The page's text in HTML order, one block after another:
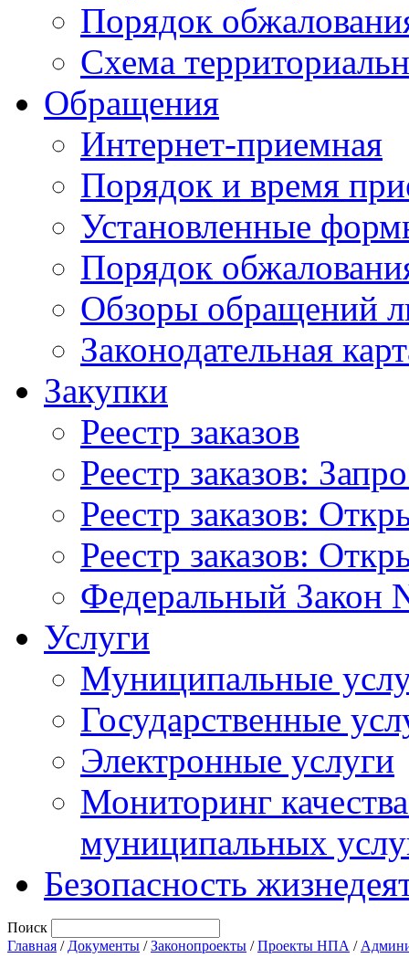
Порядок
Схема
Обращения
Интернет-приемная
Порядок и время
Установленные
Порядок
Обзоры обращений
Законодательная
Закупки
Реестр заказов
Реестр заказов:
Реестр заказов:
Реестр заказов:
Федеральный Закон
Услуги
Муниципальные
Государственные
Электронные услуги
Мониторинг
муниципальных
Безопасность
Поиск
Главная / Документы /Законопроекты /Проекты НПА /